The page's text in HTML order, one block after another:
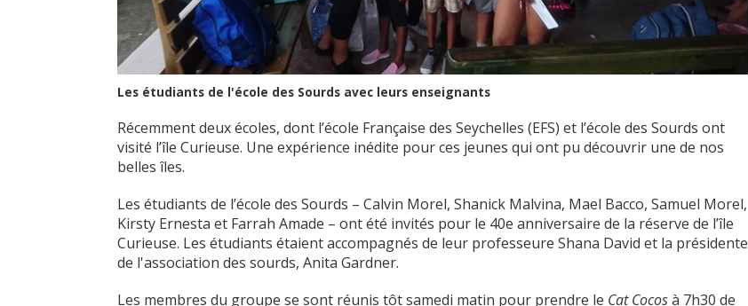
Les étudiants de l'école des Sourds avec leurs enseignants
Récemment deux écoles, dont l’école Française des Seychelles (EFS) et l’école des Sourds ont
visité l’île Curieuse. Une expérience inédite pour ces jeunes qui ont pu découvrir une de nos
belles îles.
Les étudiants de l’école des Sourds – Calvin Morel, Shanick Malvina, Mael Bacco, Samuel Morel,
Kirsty Ernesta et Farrah Amade – ont été invités pour le 40e anniversaire de la réserve de l’île
Curieuse. Les étudiants étaient accompagnés de leur professeure Shana David et la présidente
de l'association des sourds, Anita Gardner.
Les membres du groupe se sont réunis tôt samedi matin pour prendre le Cat Cocosà 7h30 de